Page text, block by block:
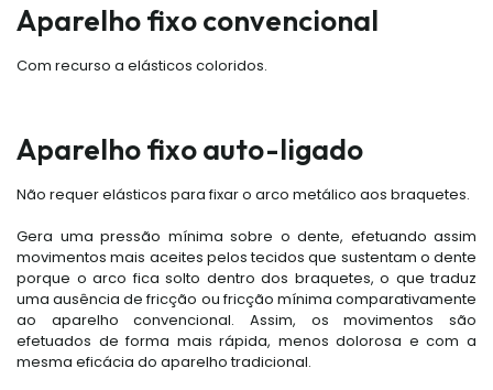
Aparelho fixo convencional
Com recurso a elásticos coloridos.
Aparelho fixo auto-ligado
Não requer elásticos para fixar o arco metálico aos braquetes.
Gera uma pressão mínima sobre o dente, efetuando assim
movimentos mais aceites pelos tecidos que sustentam o dente
porque o arco fica solto dentro dos braquetes, o que traduz
uma ausência de fricção ou fricção mínima comparativamente
ao aparelho convencional. Assim, os movimentos são
efetuados de forma mais rápida, menos dolorosa e com a
mesma eficácia do aparelho tradicional.